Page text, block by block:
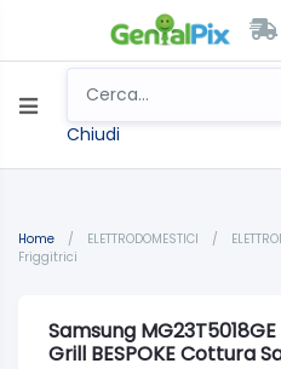
Chiudi
Home / ELETTRODOMESTICI /
Friggitrici
Samsung
Grill BESPOKE Cottura